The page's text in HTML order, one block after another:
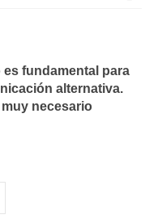
fundamental para
alternativa.
necesario